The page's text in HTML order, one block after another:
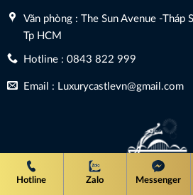
Hotline Zalo Messenger
Văn phòng : The Sun Avenue -Tháp
Tp HCM
Hotline : 0843 822 999
Email : Luxurycastlevn@gmail.com
XƯỞNG LUXURY